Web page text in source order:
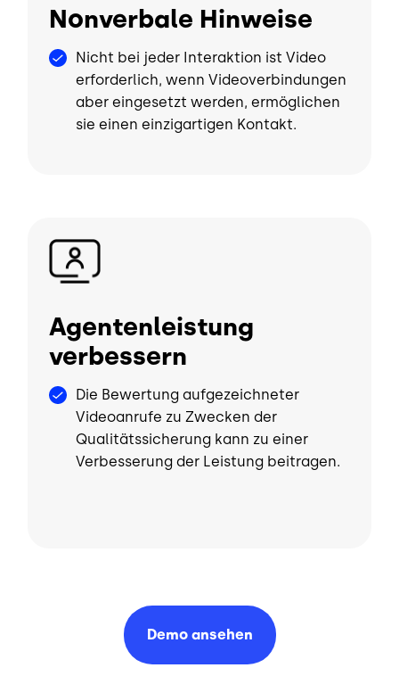
Nonverbale Hinweise
Nicht bei jeder Interaktion ist Video
erforderlich, wenn Videoverbindungen
aber eingesetzt werden, ermöglichen
sie einen einzigartigen Kontakt.
Bild
Agentenleistung
verbessern
Die Bewertung aufgezeichneter
Videoanrufe zu Zwecken der
Qualitätssicherung kann zu einer
Verbesserung der Leistung beitragen.
Demo ansehen